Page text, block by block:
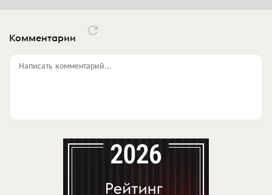
Комментарии
Написать комментарий...